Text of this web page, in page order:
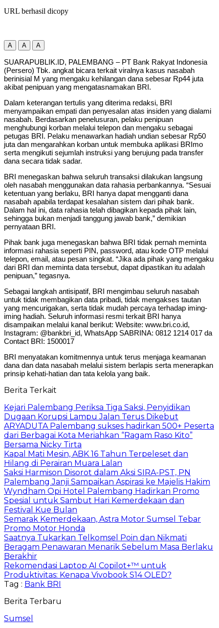
URL berhasil dicopy
A A A
SUARAPUBLIK.ID, PALEMBANG – PT Bank Rakyat Indonesia
(Persero) Tbk. angkat bicara terkait viralnya kasus nasabah
berinisial M yang mengaku kehilangan dana sebesar Rp44 juta
akibat penipuan yang mengatasnamakan BRI.
Dalam keterangan tertulis yang diterima redaksi, BRI
menyampaikan empati dan penyesalan atas insiden yang dialami
nasabah. Berdasarkan penelusuran, pelaku penipuan
menghubungi korban melalui telepon dan mengaku sebagai
petugas BRI. Pelaku menawarkan hadiah undian sebesar Rp50
juta dan mengarahkan korban untuk membuka aplikasi BRImo
serta mengikuti sejumlah instruksi yang berujung pada transfer
dana secara tidak sadar.
BRI menegaskan bahwa seluruh transaksi dilakukan langsung
oleh nasabah menggunakan data rahasia perbankannya. “Sesuai
ketentuan yang berlaku, BRI hanya dapat mengganti dana
nasabah apabila terdapat kesalahan sistem dari pihak bank.
Dalam hal ini, data rahasia telah dibagikan kepada pihak lain,
sehingga bukan menjadi tanggung jawab bank,” demikian
pernyataan BRI.
Pihak bank juga menegaskan bahwa BRI tidak pernah meminta
informasi rahasia seperti PIN, password, atau kode OTP melalui
telepon, email, atau pesan singkat. “Jika ada pihak yang mengaku
dari BRI dan meminta data tersebut, dapat dipastikan itu adalah
penipuan,” tegasnya.
Sebagai langkah antisipatif, BRI mengimbau seluruh nasabah
untuk tidak membagikan data pribadi, tidak mengakses tautan
yang mencurigakan, serta tidak mudah percaya terhadap iming-
iming hadiah. Seluruh informasi resmi terkait BRI hanya
disampaikan melalui kanal berikut: Website: www.bri.co.id,
Instagram: @bankbri_id, WhatsApp SABRINA: 0812 1214 017 da
Contact BRI: 1500017
BRI menyatakan komitmennya untuk terus menjaga keamanan
dana dan data nasabah melalui sistem berlapis serta menerapkan
prinsip kehati-hatian dan tata kelola yang baik.
Berita Terkait
Kejari Palembang Periksa Tiga Saksi, Penyidikan
Dugaan Korupsi Lampu Jalan Terus Dikebut
ARYADUTA Palembang sukses hadirkan 500+ Peserta
dari Berbagai Kota Meriahkan “Ragam Raso Kito”
Bersama Nicky Tirta
Kapal Mati Mesin, ABK 16 Tahun Terpeleset dan
Hilang di Perairan Muara Lalan
Saksi Harmison Disorot dalam Aksi SIRA-PST, PN
Palembang Janji Sampaikan Aspirasi ke Majelis Hakim
Wyndham Opi Hotel Palembang Hadirkan Promo
Spesial untuk Sambut Hari Kemerdekaan dan
Festival Kue Bulan
Semarak Kemerdekaan, Astra Motor Sumsel Tebar
Promo Motor Honda
Saatnya Tukarkan Telkomsel Poin dan Nikmati
Beragam Penawaran Menarik Sebelum Masa Berlaku
Berakhir
Rekomendasi Laptop AI Copilot+™ untuk
Produktivitas: Kenapa Vivobook S14 OLED?
Tag : Bank BRI
Berita Terbaru
Sumsel